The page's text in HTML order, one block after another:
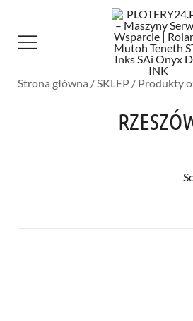
treści
WSPARCIE |
STS INKS
Maszyny
Strona główna /SKLEP / Produkty